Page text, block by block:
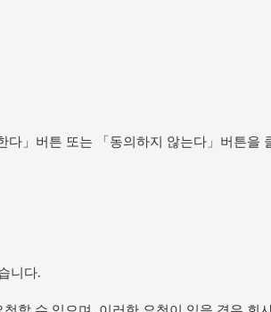
」버튼 또는 「동의하지 않는다」버튼을
니다.